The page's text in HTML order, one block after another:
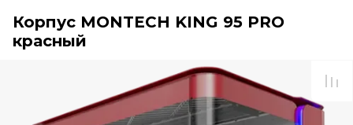
Корпус MONTECH KING 95 PRO
красный